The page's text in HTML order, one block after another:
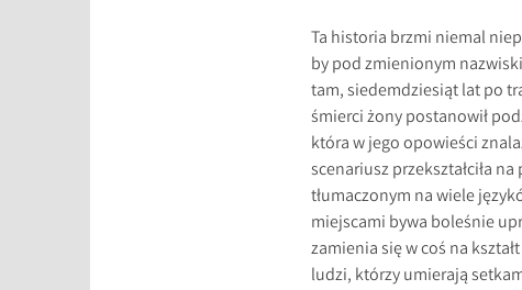
Ta historia brzmi niemal
by pod zmienionym
tam, siedemdziesiąt lat po
śmierci żony postanowił
która w jego opowieści
scenariusz przekształciła
tłumaczonym na wiele
miejscami bywa boleśnie
zamienia się w coś na
ludzi, którzy umierają